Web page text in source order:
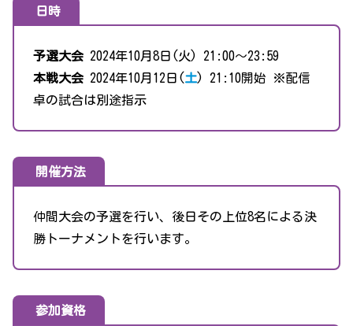
日時
予選大会 2024年10月8日(火) 21:00〜23:59
本戦大会 2024年10月12日(土) 21:10開始 ※配信
卓の試合は別途指示
開催方法
仲間大会の予選を行い、後日その上位8名による決
勝トーナメントを行います。
参加資格